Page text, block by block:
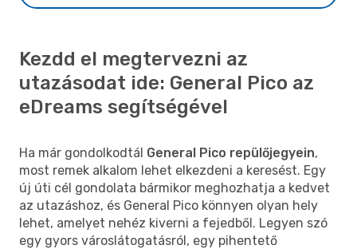
Kezdd el megtervezni az
utazásodat ide: General Pico az
eDreams segítségével
Ha már gondolkodtál General Pico repülőjegyein,
most remek alkalom lehet elkezdeni a keresést. Egy
új úti cél gondolata bármikor meghozhatja a kedvet
az utazáshoz, és General Pico könnyen olyan hely
lehet, amelyet nehéz kiverni a fejedből. Legyen szó
egy gyors városlátogatásról, egy pihentető